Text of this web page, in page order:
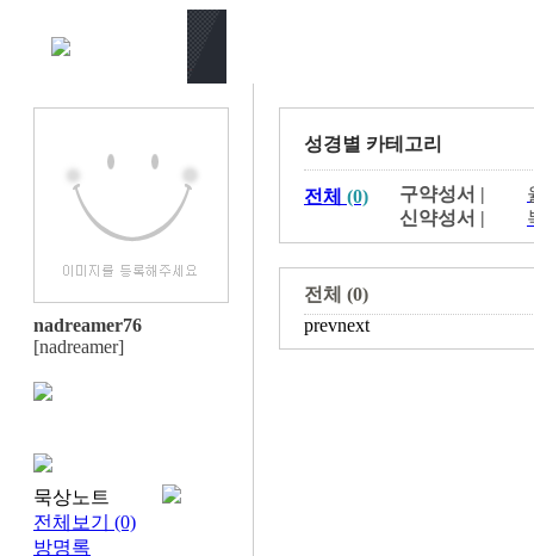
nadreamer76
[nadreamer]
묵상노트
전체보기 (0)
방명록
성경별 카테고리
전체 (0) 구약성서 |
신약성서 |
전체 (0)
prevnext